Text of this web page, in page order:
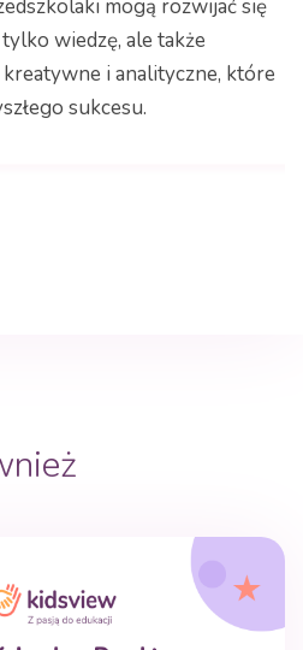
mogą rozwijać się
wiedzę, ale także
i analityczne, które
sukcesu.